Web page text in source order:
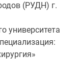
(РУДН) г.
университета